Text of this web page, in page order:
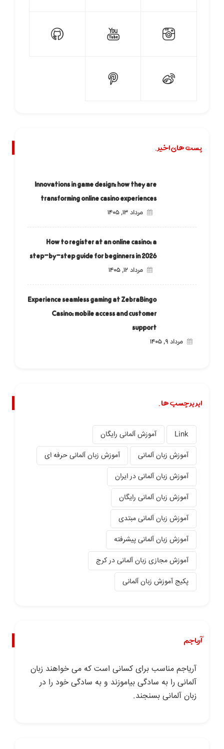
پست های اخیر.
Innovations in game design: how they are
transforming online casino experiences
مرداد ۱۳, ۱۴۰۵
How to register at an online casino: a
step-by-step guide for beginners in 2026
مرداد ۱۲, ۱۴۰۵
Experience seamless gaming at ZebraBingo
Casino: mobile access and customer
support
مرداد ۹, ۱۴۰۵
ابر برچسب ها.
Link
آموزش آلمانی رایگان
آموزش زبان آلمانی
آموزش زبان آلمانی حرفه ای
آموزش زبان آلمانی در ایران
آموزش زبان آلمانی رایگان
آموزش زبان آلمانی مبتدی
آموزش زبان آلمانی پیشرفته
آموزش مجازی زبان آلمانی در کرج
پکیج آموزش زبان آلمانی
آریاجم
آریاجم مناسب برای کسانی است که می خواهند زبان
آلمانی را به سادگی بیاموزند و به سادگی خود را در
زبان آلمانی بسنجند.